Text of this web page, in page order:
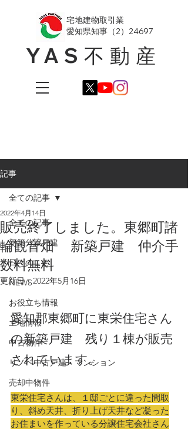
YAS不動産
​宅地建物取引業
愛知県知事（2）24697
記事
全ての記事
新築分譲戸建
日々のこと
NEWS
お役立ち情報
土地情報
中古物件
リノベ中古戸建・マンション
売却中物件
全ての記事
販売終了しました。東郷町諸
輪観音畑 新築戸建 仲介手
数料無料
2022年4月14日
更新日：2022年5月16日
愛知郡東郷町に東栄住宅さん
の新築戸建　残り１棟が販売
されています。
東栄住宅さんは、１邸ごとに違った間取
り、斜め天井、折り上げ天井など凝った
お住まいを作っている分譲住宅会社さん